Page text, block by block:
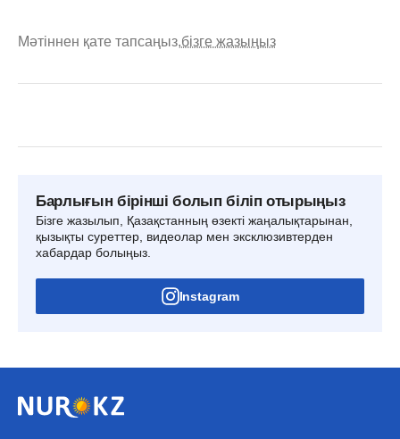
Мәтіннен қате тапсаңыз,бізге жазыңыз
Барлығын бірінші болып біліп отырыңыз
Бізге жазылып, Қазақстанның өзекті жаңалықтарынан,
қызықты суреттер, видеолар мен эксклюзивтерден
хабардар болыңыз.
Instagram